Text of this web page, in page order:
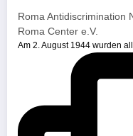
Roma Antidiscrimination
Roma Center e.V.
Am 2. August 1944 wurden